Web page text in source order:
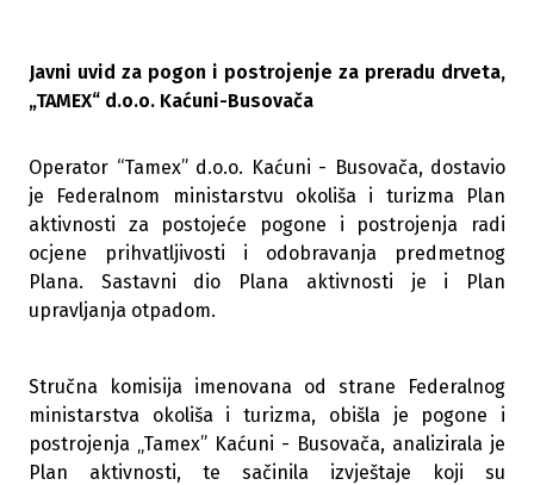
Javni uvid za pogon i postrojenje za preradu drveta,
„TAMEX“ d.o.o. Kaćuni-Busovača
Operator “Tamex” d.o.o. Kaćuni - Busovača, dostavio
je Federalnom ministarstvu okoliša i turizma Plan
aktivnosti za postojeće pogone i postrojenja radi
ocjene prihvatljivosti i odobravanja predmetnog
Plana. Sastavni dio Plana aktivnosti je i Plan
upravljanja otpadom.
Stručna komisija imenovana od strane Federalnog
ministarstva okoliša i turizma, obišla je pogone i
postrojenja „Tamex” Kaćuni - Busovača, analizirala je
Plan aktivnosti, te sačinila izvještaje koji su